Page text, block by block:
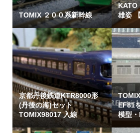
TOMIX ２００系新幹線
KATO
雄姿
京都丹後鉄道KTR8000形
(丹後の海)セット
TOMIX98017 入線
EF81
模型